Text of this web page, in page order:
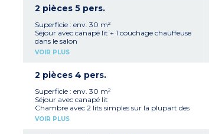
2 pièces 5 pers.
Superficie : env. 30 m²
Séjour avec canapé lit + 1 couchage chauffeuse
dans le salon
Chambre avec 2 lits simples sur la plupart des
micro-ondes/gril, lave-vaisselle, cafetière et
bouilloire)
Salle de douche avec WC
Pas de balcon, ni terrasse
VOIR PLUS
2 pièces 4 pers.
Superficie : env. 30 m²
Séjour avec canapé lit
Chambre avec 2 lits simples sur la plupart des
logements
VOIR PLUS